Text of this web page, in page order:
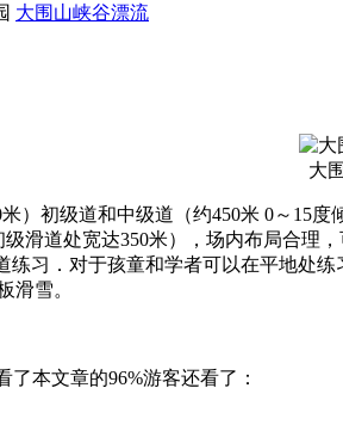
大围山峡谷漂流
大
）初级道和中级道（约450米 0～15
滑道处宽达350米），场内布局合
练习．对于孩童和学者可以在平地处
滑雪。
了本文章的96%游客还看了：